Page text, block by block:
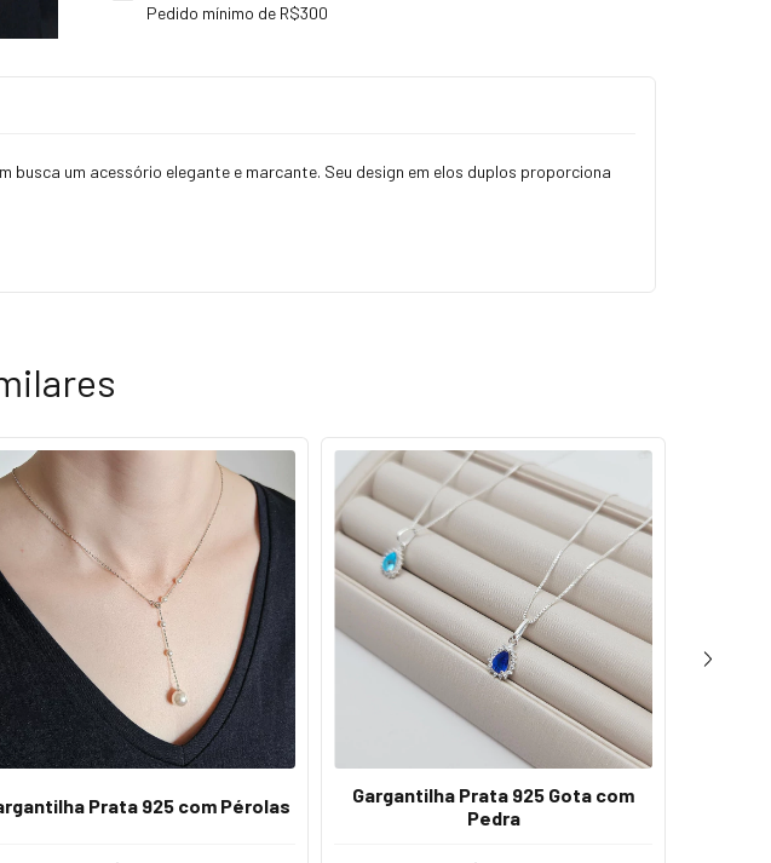
Pedido mínimo de R$300
um acessório elegante e marcante. Seu design em elos duplos proporciona
Prata 925 com Pérolas
Gargantilha Prata 925 Gota com
Pedra